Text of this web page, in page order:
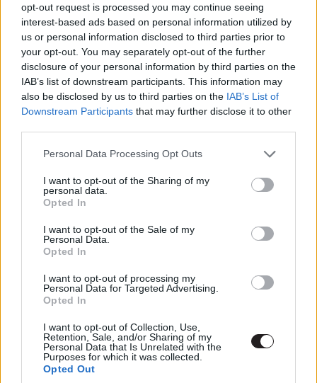
opt-out request is processed you may continue seeing
interest-based ads based on personal information utilized by
us or personal information disclosed to third parties prior to
your opt-out. You may separately opt-out of the further
disclosure of your personal information by third parties on the
IAB’s list of downstream participants. This information may
also be disclosed by us to third parties on the IAB’s List of
Downstream Participants that may further disclose it to other
Please note that this website/app uses one or more Google
not limited to your visit or usage behaviour. You may click to
grant or deny consent to Google and its third-party tags to
use your data for below specified purposes in below Google
consent section.
Personal Data Processing Opt Outs
I want to opt-out of the Sharing of my
personal data.
Opted In
I want to opt-out of the Sale of my
Personal Data.
Opted In
I want to opt-out of processing my
Personal Data for Targeted Advertising.
Opted In
I want to opt-out of Collection, Use,
Retention, Sale, and/or Sharing of my
Personal Data that Is Unrelated with the
Purposes for which it was collected.
Opted Out
BRÉKING: Bemutatják Az Igazság
Ligája régóta követelt Snyder
vágását!
Hír| 2020.05.20 20:20
Tíz dolog, amit talán nem tudtál
Gal Gadotról
Hír | 2020.04.30 10:00
A Warner döntött: Csúszik a
Hír| 2020.03.24 20:00
Wonder Woman 1984 mozis
premierje
Megérkezett a Wonder Woman
Wonder Woman spin-off